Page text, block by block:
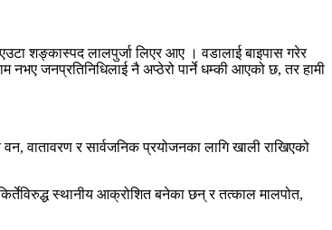
शङ्कास्पद लालपुर्जा लिएर आए । वडालाई बाइपास गरेर
नभए जनप्रतिनिधिलाई नै अप्ठेरो पार्ने धम्की आएको छ, तर हामी
वातावरण र सार्वजनिक प्रयोजनका लागि खाली राखिएको
स्थानीय आक्रोशित बनेका छन् र तत्काल मालपोत,